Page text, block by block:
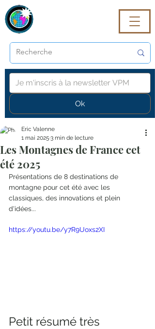
Ok
Les Montagnes de France cet
été 2025
Eric Valenne
1 mai 2025 3 min de lecture
Présentations de 8 destinations de
montagne pour cet été avec les
classiques, des innovations et plein
d'idées...
https://youtu.be/y7R9Uoxs2XI
Petit résumé très